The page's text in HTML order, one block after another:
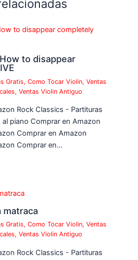
to disappear
Gratis,Como Tocar Violin,Ventas
,Ventas Violin Antiguo
Rock Classics - Partituras
piano Comprar en Amazon
Comprar en Amazon
Comprar en…
matraca
Gratis,Como Tocar Violin,Ventas
,Ventas Violin Antiguo
Rock Classics - Partituras